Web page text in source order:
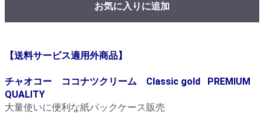
お気に入りに追加
【送料サービス適用外商品】
チャオコー ココナツクリーム Classic gold PREMIUM
QUALITY
大量使いに便利な紙パックケース販売